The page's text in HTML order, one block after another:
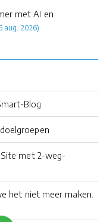
met AI en
aug. 2026)
Blog
met 2-weg-
het niet meer maken.